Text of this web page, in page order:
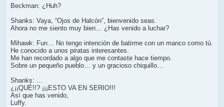
Beckman: ¿Huh?
Shanks: Vaya, “Ojos de Halcón”, bienvenido seas.
Ahora no me siento muy bien… ¿Has venido a luchar?
Mihawk: Fun… No tengo intención de batirme con un manco como tú.
He conocido a unos piratas interesantes.
Me han recordado a algo que me contaste hace tiempo.
Sobre un pequeño pueblo… y un gracioso chiquillo…
Shanks: …
¿¡¡QUÉ!!? ¡¡¡ESTO VA EN SERIO!!!
Así que has venido,
Luffy.